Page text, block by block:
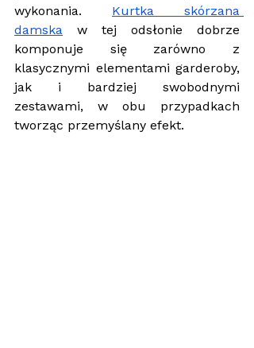
wykonania. Kurtka skórzana
damska w tej odsłonie dobrze
komponuje się zarówno z
klasycznymi elementami garderoby,
jak i bardziej swobodnymi
zestawami, w obu przypadkach
tworząc przemyślany efekt.